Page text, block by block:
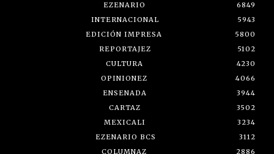
EZENARIO
6849
INTERNACIONAL
5943
EDICIÓN IMPRESA
5800
REPORTAJEZ
5102
CULTURA
4230
OPINIONEZ
4066
ENSENADA
3944
CARTAZ
3502
MEXICALI
3234
EZENARIO BCS
3112
COLUMNAZ
2886